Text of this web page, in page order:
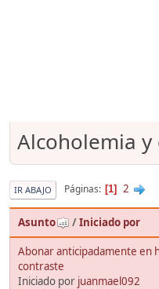
Alcoholemia y
IR ABAJO Páginas 1 2
Asunto /Iniciado por
Abonar anticipadamente en
contraste
Iniciado por juanmael092